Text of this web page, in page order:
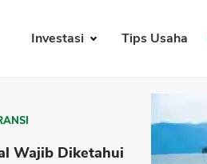
Investasi Tips Usaha
Wajib Diketahui